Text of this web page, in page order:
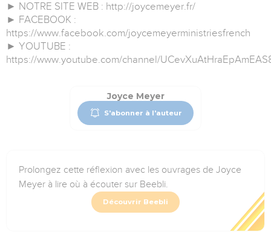
► NOTRE SITE WEB : http://joycemeyer.fr/
► FACEBOOK :
https://www.facebook.com/joycemeyerministriesfrench
► YOUTUBE :
https://www.youtube.com/channel/
Joyce Meyer
S'abonner à l'auteur
Prolongez cette réflexion avec les ouvrages de Joyce
Meyer à lire où à écouter sur Beebli.
Découvrir Beebli